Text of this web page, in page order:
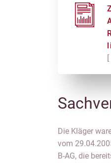
Die Kläger
vom
B-AG, die